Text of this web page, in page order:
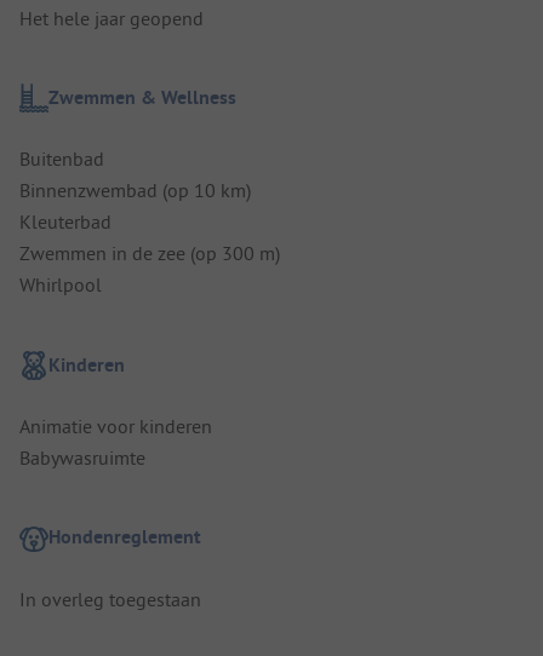
Het hele jaar geopend
Zwemmen & Wellness
Buitenbad
Binnenzwembad (op 10 km)
Kleuterbad
Zwemmen in de zee (op 300 m)
Whirlpool
Kinderen
Animatie voor kinderen
Babywasruimte
Hondenreglement
In overleg toegestaan